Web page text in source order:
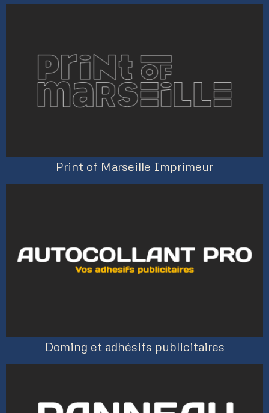
Print of Marseille Imprimeur
Doming et adhésifs publicitaires